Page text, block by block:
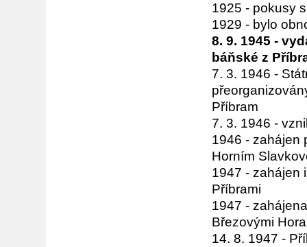
1925 - pokusy
1929 - bylo
8. 9. 1945 -
báňské z
7. 3. 1946 -
Příbram
7. 3. 1946 -
1946 - zahájen
Horním
1947 - zahájen
Příbrami
1947 -
Březovými
14. 8. 1947 -